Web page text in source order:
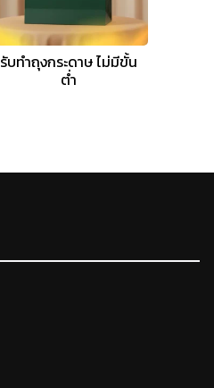
รับทําถุงกระดาษ ไม่มีขั้น
ต่ำ